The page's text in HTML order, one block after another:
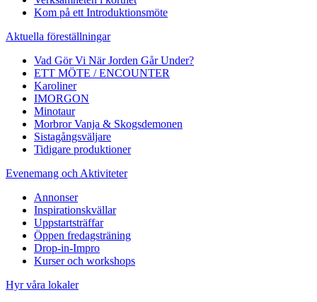
Kom på ett Introduktionsmöte
Aktuella föreställningar
Vad Gör Vi När Jorden Går Under?
ETT MÖTE / ENCOUNTER
Karoliner
IMORGON
Minotaur
Morbror Vanja & Skogsdemonen
Sistagångsväljare
Tidigare produktioner
Evenemang och Aktiviteter
Annonser
Inspirationskvällar
Uppstartsträffar
Öppen fredagsträning
Drop-in-Impro
Kurser och workshops
Hyr våra lokaler